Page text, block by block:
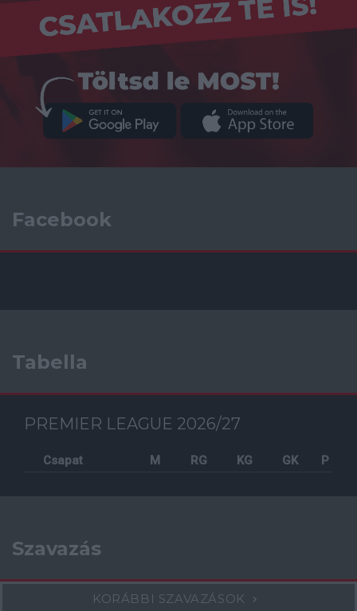
Facebook
Tabella
PREMIER LEAGUE 2026/27
Csapat M RG KG GK P
Szavazás
KORÁBBI SZAVAZÁSOK